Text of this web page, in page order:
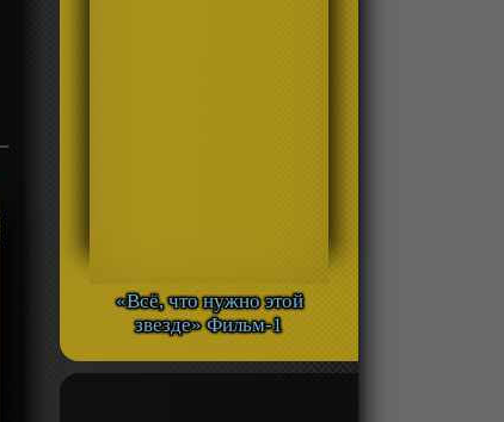
«Всё, что нужно этой
звезде» Фильм-1